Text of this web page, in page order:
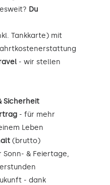
Du
Tankkarte) mit
- wir stellen
Sicherheit
- für mehr
Leben
(brutto)
Sonn- & Feiertage,
- dank